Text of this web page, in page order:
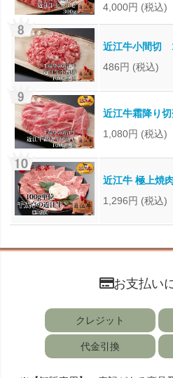
4,000円 (税込)
近江牛小間切
486円 (税込)
近江牛霜降り
1,080円 (税込)
近江牛 極上焼
1,296円 (税込)
お支払い
クレジット
代金引換